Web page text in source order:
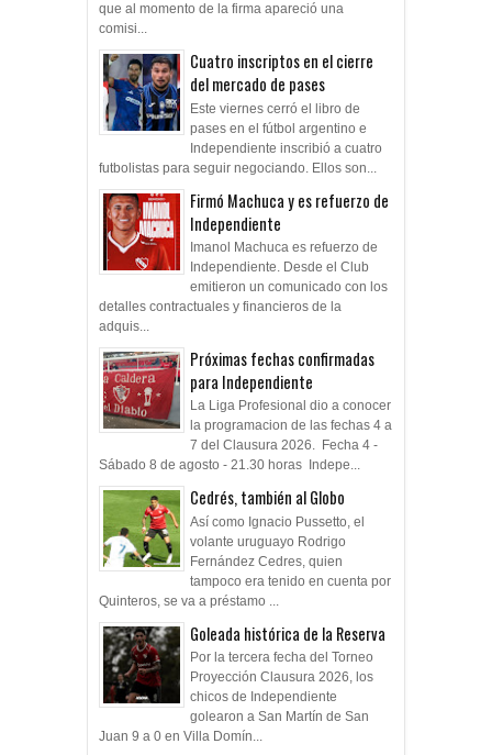
que al momento de la firma apareció una
comisi...
Cuatro inscriptos en el cierre
del mercado de pases
Este viernes cerró el libro de
pases en el fútbol argentino e
Independiente inscribió a cuatro
futbolistas para seguir negociando. Ellos son...
Firmó Machuca y es refuerzo de
Independiente
Imanol Machuca es refuerzo de
Independiente. Desde el Club
emitieron un comunicado con los
detalles contractuales y financieros de la
adquis...
Próximas fechas confirmadas
para Independiente
La Liga Profesional dio a conocer
la programacion de las fechas 4 a
7 del Clausura 2026. Fecha 4 -
Sábado 8 de agosto - 21.30 horas Indepe...
Cedrés, también al Globo
Así como Ignacio Pussetto, el
volante uruguayo Rodrigo
Fernández Cedres, quien
tampoco era tenido en cuenta por
Quinteros, se va a préstamo ...
Goleada histórica de la Reserva
Por la tercera fecha del Torneo
Proyección Clausura 2026, los
chicos de Independiente
golearon a San Martín de San
Juan 9 a 0 en Villa Domín...